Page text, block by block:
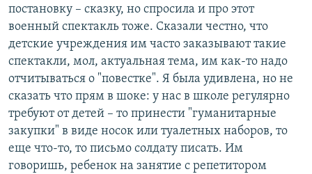
постановку – сказку, но спросила и про этот
военный спектакль тоже. Сказали честно, что
детские учреждения им часто заказывают такие
спектакли, мол, актуальная тема, им как-то надо
отчитываться о "повестке". Я была удивлена, но не
сказать что прям в шоке: у нас в школе регулярно
требуют от детей – то принести "гуманитарные
закупки" в виде носок или туалетных наборов, то
еще что-то, то письмо солдату писать. Им
говоришь, ребенок на занятие с репетитором